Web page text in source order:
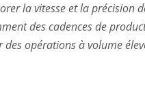
la vitesse et la précision
des cadences de
opérations à volume